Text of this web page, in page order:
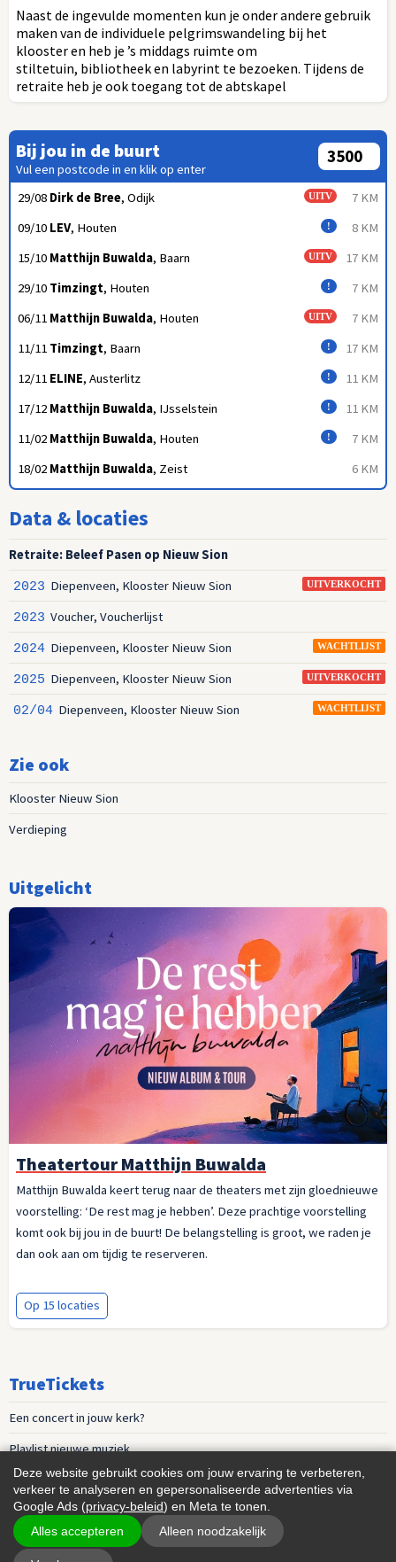
Naast de ingevulde momenten kun je onder andere gebruik
maken van de individuele pelgrimswandeling bij het
klooster en heb je ’s middags ruimte om
stiltetuin, bibliotheek en labyrint te bezoeken. Tijdens de
retraite heb je ook toegang tot de abtskapel
Bij jou in de buurt
Vul een postcode in en klik op enter
7 KM
UITV
29/08 Dirk de Bree, Odijk
8 KM
!
09/10 LEV, Houten
17 KM
UITV
15/10 Matthijn Buwalda, Baarn
7 KM
!
29/10 Timzingt, Houten
7 KM
UITV
06/11 Matthijn Buwalda, Houten
17 KM
!
11/11 Timzingt, Baarn
11 KM
!
12/11 ELINE, Austerlitz
11 KM
!
17/12 Matthijn Buwalda, IJsselstein
7 KM
!
11/02 Matthijn Buwalda, Houten
6 KM
18/02 Matthijn Buwalda, Zeist
Data & locaties
Retraite: Beleef Pasen op Nieuw Sion
UITVERKOCHT
2023 Diepenveen, Klooster Nieuw Sion
2023 Voucher, Voucherlijst
WACHTLIJST
2024 Diepenveen, Klooster Nieuw Sion
UITVERKOCHT
2025 Diepenveen, Klooster Nieuw Sion
WACHTLIJST
02/04 Diepenveen, Klooster Nieuw Sion
Zie ook
Klooster Nieuw Sion
Verdieping
Uitgelicht
Theatertour Matthijn Buwalda
Matthijn Buwalda keert terug naar de theaters met zijn gloednieuwe
voorstelling: ‘De rest mag je hebben’. Deze prachtige voorstelling
komt ook bij jou in de buurt! De belangstelling is groot, we raden je
dan ook aan om tijdig te reserveren.
Op 15 locaties
TrueTickets
Een concert in jouw kerk?
Playlist nieuwe muziek
Events voor vrouwen
Algemene Voorwaarden,Contact
Deze website gebruikt cookies om jouw ervaring te verbeteren,
verkeer te analyseren en gepersonaliseerde advertenties via
Google Ads (privacy-beleid) en Meta te tonen.
Alles accepteren
Alleen noodzakelijk